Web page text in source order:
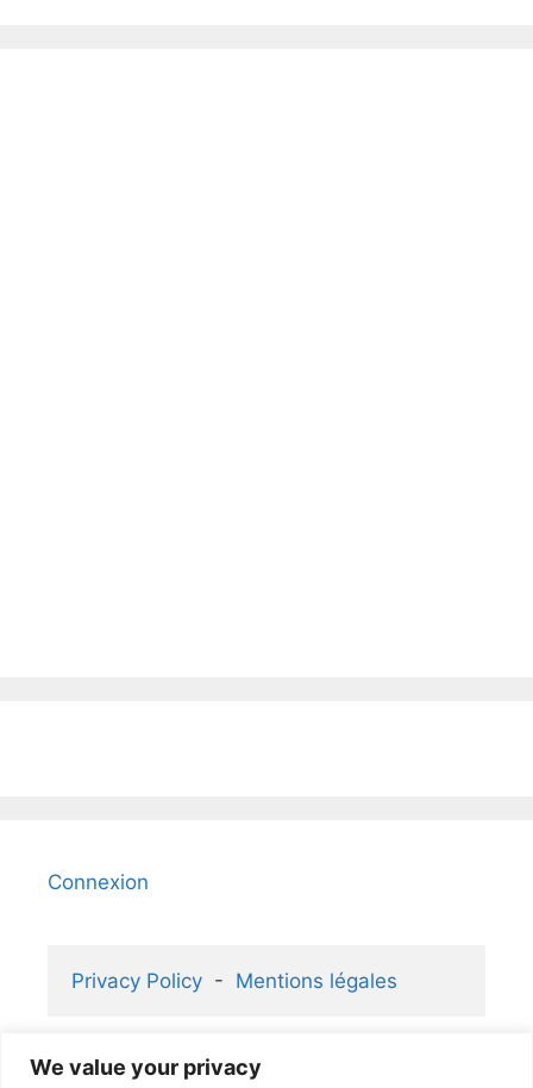
We value your privacy
Connexion
Privacy Policy
  -
Mentions légales